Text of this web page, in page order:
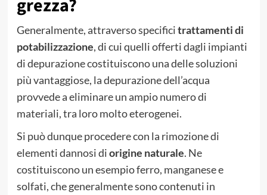
grezza?
Generalmente, attraverso specificitrattamenti di
potabilizzazione, di cui quelli offerti dagli impianti
di depurazione costituiscono una delle soluzioni
più vantaggiose, la depurazione dell’acqua
provvede a eliminare un ampio numero di
materiali, tra loro molto eterogenei.
Si può dunque procedere con la rimozione di
elementi dannosi diorigine naturale. Ne
costituiscono un esempio ferro, manganese e
solfati, che generalmente sono contenuti in